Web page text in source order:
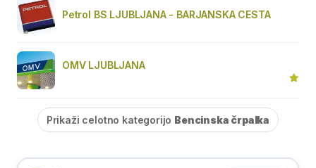
Petrol BS LJUBLJANA - BARJANSKA CESTA
OMV LJUBLJANA
Prikaži celotno kategorijo Bencinska črpalka